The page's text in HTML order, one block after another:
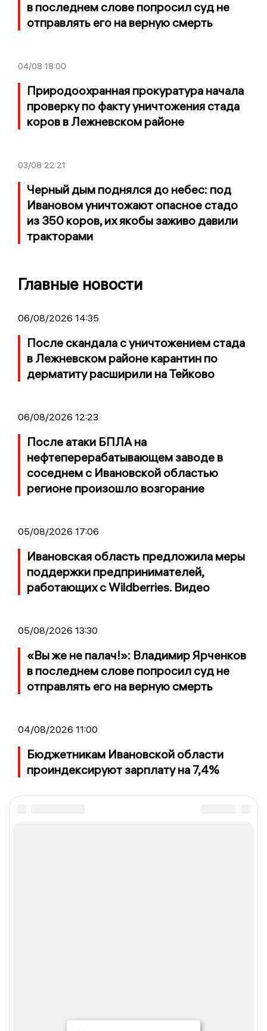
в последнем слове попросил суд не
отправлять его на верную смерть
04/08 18:00
Природоохранная прокуратура начала
проверку по факту уничтожения стада
коров в Лежневском районе
03/08 22:21
Черный дым поднялся до небес: под
Ивановом уничтожают опасное стадо
из 350 коров, их якобы заживо давили
тракторами
Главные новости
06/08/2026 14:35
После скандала с уничтожением стада
в Лежневском районе карантин по
дерматиту расширили на Тейково
06/08/2026 12:23
После атаки БПЛА на
нефтеперерабатывающем заводе в
соседнем с Ивановской областью
регионе произошло возгорание
05/08/2026 17:06
Ивановская область предложила меры
поддержки предпринимателей,
работающих с Wildberries. Видео
05/08/2026 13:30
«Вы же не палач!»: Владимир Ярченков
в последнем слове попросил суд не
отправлять его на верную смерть
04/08/2026 11:00
Бюджетникам Ивановской области
проиндексируют зарплату на 7,4%